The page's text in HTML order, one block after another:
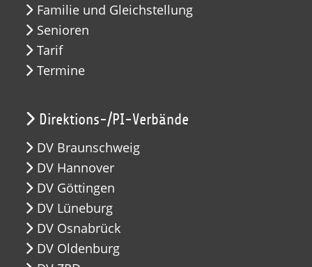
Familie und Gleichstellung
Senioren
Tarif
Termine
Direktions-/PI-Verbände
DV Braunschweig
DV Hannover
DV Göttingen
DV Lüneburg
DV Osnabrück
DV Oldenburg